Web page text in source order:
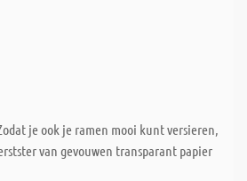
je ook je ramen mooi kunt versieren,
van gevouwen transparant papier